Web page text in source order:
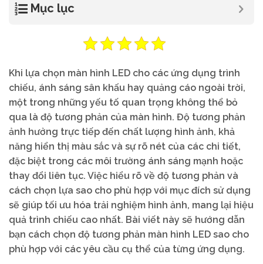
Mục lục
Khi lựa chọn màn hình LED cho các ứng dụng trình
chiếu, ánh sáng sân khấu hay quảng cáo ngoài trời,
một trong những yếu tố quan trọng không thể bỏ
qua là độ tương phản của màn hình. Độ tương phản
ảnh hưởng trực tiếp đến chất lượng hình ảnh, khả
năng hiển thị màu sắc và sự rõ nét của các chi tiết,
đặc biệt trong các môi trường ánh sáng mạnh hoặc
thay đổi liên tục. Việc hiểu rõ về độ tương phản và
cách chọn lựa sao cho phù hợp với mục đích sử dụng
sẽ giúp tối ưu hóa trải nghiệm hình ảnh, mang lại hiệu
quả trình chiếu cao nhất. Bài viết này sẽ hướng dẫn
bạn cách chọn độ tương phản màn hình LED sao cho
phù hợp với các yêu cầu cụ thể của từng ứng dụng.